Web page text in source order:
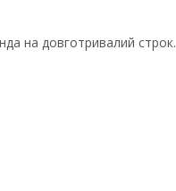
на довготривалий строк.